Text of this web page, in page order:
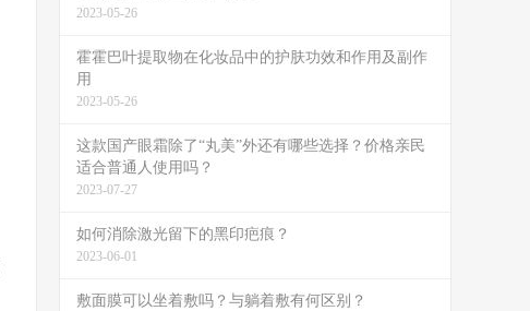
2023-05-26
霍霍巴叶提取物在化妆品中的护肤功效和作用及副作
用
2023-05-26
这款国产眼霜除了“丸美”外还有哪些选择？价格亲民
适合普通人使用吗？
2023-07-27
如何消除激光留下的黑印疤痕？
2023-06-01
敷面膜可以坐着敷吗？与躺着敷有何区别？